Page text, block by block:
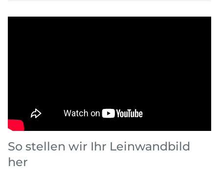
So stellen wir Ihr Leinwandbild
her